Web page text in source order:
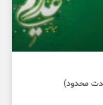
محدود)